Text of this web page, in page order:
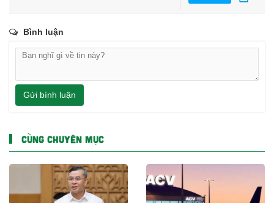
Bình luận
Gửi bình luận
CÙNG CHUYÊN MỤC